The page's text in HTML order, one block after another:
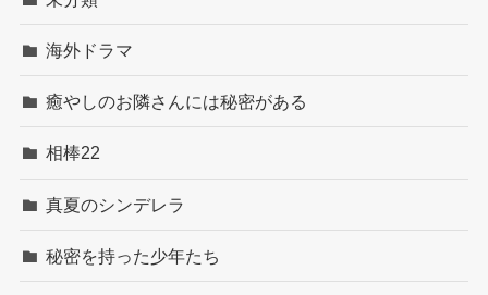
海外ドラマ
癒やしのお隣さんには秘密がある
相棒22
真夏のシンデレラ
秘密を持った少年たち